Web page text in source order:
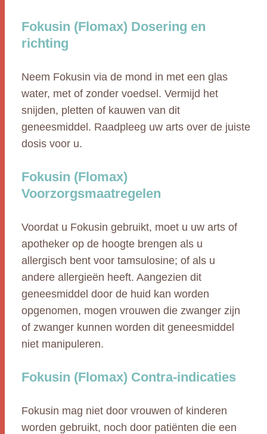
Fokusin (Flomax) Dosering en
richting
Neem Fokusin via de mond in met een glas
water, met of zonder voedsel. Vermijd het
snijden, pletten of kauwen van dit
geneesmiddel. Raadpleeg uw arts over de juiste
dosis voor u.
Fokusin (Flomax)
Voorzorgsmaatregelen
Voordat u Fokusin gebruikt, moet u uw arts of
apotheker op de hoogte brengen als u
allergisch bent voor tamsulosine; of als u
andere allergieën heeft. Aangezien dit
geneesmiddel door de huid kan worden
opgenomen, mogen vrouwen die zwanger zijn
of zwanger kunnen worden dit geneesmiddel
niet manipuleren.
Fokusin (Flomax) Contra-indicaties
Fokusin mag niet door vrouwen of kinderen
worden gebruikt, noch door patiënten die een